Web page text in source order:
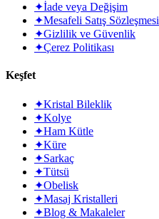
✦İade veya Değişim
✦Mesafeli Satış Sözleşmesi
✦Gizlilik ve Güvenlik
✦Çerez Politikası
Keşfet
✦Kristal Bileklik
✦Kolye
✦Ham Kütle
✦Küre
✦Sarkaç
✦Tütsü
✦Obelisk
✦Masaj Kristalleri
✦Blog & Makaleler